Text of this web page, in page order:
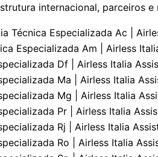
internacional, parceiros
Brasil Ac | Airless Italia Sanmarte Brasil Al | Airless Italia Sanmarte Brasil Ap | Airless Italia Sanmarte Brasil Am | Airless Italia Sanmarte Brasil Ba | Airless Italia Sanmarte Brasil Ce | Airless Italia Sanmarte Brasil Df | Airless Italia Sanmarte Brasil Es | Airless Italia Sanmarte Brasil Go | Airless Italia Sanmarte Brasil Ma | Airless Italia Sanmarte Brasil Mt | Airless Italia Sanmarte Brasil Ms | Airless Italia Sanmarte Brasil Mg | Airless Italia Sanmarte Brasil Pa | Airless Italia Sanmarte Brasil Pb | Airless Italia Sanmarte Brasil Pr | Airless Italia Sanmarte Brasil Pe | Airless Italia Sanmarte Brasil Pi | Airless Italia Sanmarte Brasil Rj | Airless Italia Sanmarte Brasil Rn | Airless Italia Sanmarte Brasil Rs | Airless Italia Sanmarte Brasil Ro | Airless Italia Sanmarte Brasil Rr | Airless Italia Sanmarte Brasil Sc | Airless Italia Sanmarte Brasil Sp | Airless Italia Sanmarte Brasil Se | Airless Italia Sanmarte Brasil To | Airless Italia Manutençāo Serviços Especializados Ac | Airless Italia Manutençāo Serviços Especializados Al | Airless Italia Manutençāo Serviços Especializados Ap | Airless Italia Manutençāo Serviços Especializados Am | Airless Italia Manutençāo Serviços Especializados Ba | Airless Italia Manutençāo Serviços Especializados Ce | Airless Italia Manutençāo Serviços Especializados Df | Airless Italia Manutençāo Serviços Especializados Es | Airless Italia Manutençāo Serviços Especializados Go | Airless Italia Manutençāo Serviços Especializados Ma | Airless Italia Manutençāo Serviços Especializados Mt | Airless Italia Manutençāo Serviços Especializados Ms | Airless Italia Manutençāo Serviços Especializados Mg | Airless Italia Manutençāo Serviços Especializados Pa | Airless Italia Manutençāo Serviços Especializados Pb | Airless Italia Manutençāo Serviços Especializados Pr | Airless Italia Manutençāo Serviços Especializados Pe | Airless Italia Manutençāo Serviços Especializados Pi | Airless Italia Manutençāo Serviços Especializados Rj | Airless Italia Manutençāo